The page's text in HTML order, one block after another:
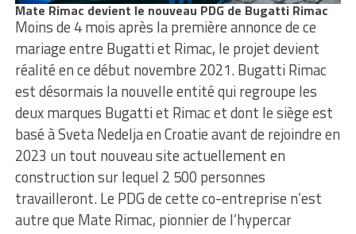
Mate Rimac devient le nouveau PDG de Bugatti Rimac
Moins de 4 mois après la première annonce de ce
mariage entre Bugatti et Rimac, le projet devient
réalité en ce début novembre 2021. Bugatti Rimac
est désormais la nouvelle entité qui regroupe les
deux marques Bugatti et Rimac et dont le siège est
basé à Sveta Nedelja en Croatie avant de rejoindre en
2023 un tout nouveau site actuellement en
construction sur lequel 2 500 personnes
travailleront. Le PDG de cette co-entreprise n’est
autre que Mate Rimac, pionnier de l’hypercar